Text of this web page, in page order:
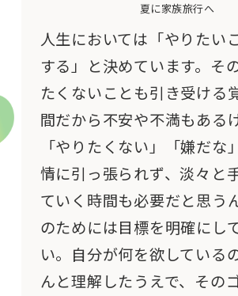
夏に家族旅行へ
人生においては「やりたい
する」と決めています。そ
たくないことも引き受ける
間だから不安や不満もある
「やりたくない」「嫌だな
情に引っ張られず、淡々と
ていく時間も必要だと思う
のためには目標を明確にし
い。自分が何を欲している
んと理解したうえで、その